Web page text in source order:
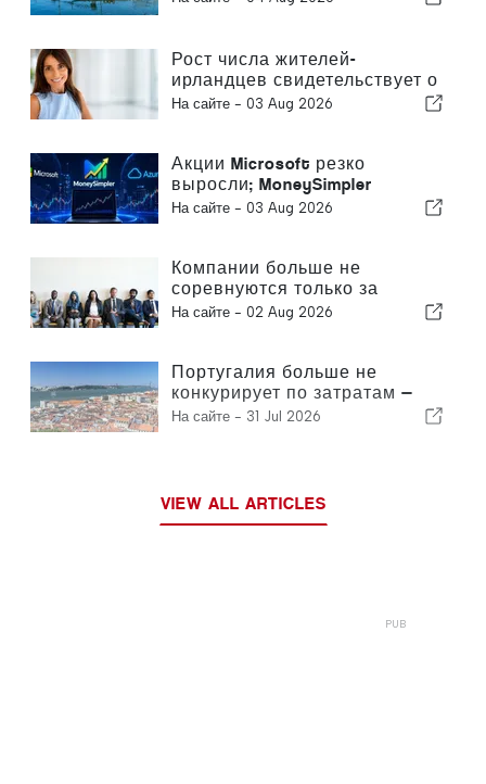
Рост числа жителей-
ирландцев свидетельствует о
превращении Алгарве в
На сайте - 03 Aug 2026
Акции Microsoft резко
выросли; MoneySimpler
помогает инвесторам
автоматической торговли на
базе ИИ
На сайте - 03 Aug 2026
Компании больше не
соревнуются только за
клиентов — они соревнуются
На сайте - 02 Aug 2026
Португалия больше не
конкурирует по затратам —
она конкурирует по
На сайте - 31 Jul 2026
VIEW ALL ARTICLES